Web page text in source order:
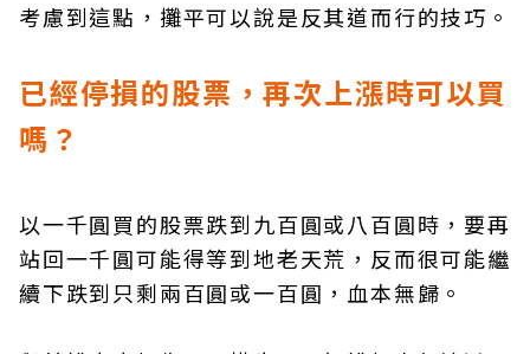
考慮到這點，攤平可以說是反其道而行的技巧。
已經停損的股票，再次上漲時可以買
嗎？
以一千圓買的股票跌到九百圓或八百圓時，要再
站回一千圓可能得等到地老天荒，反而很可能繼
續下跌到只剩兩百圓或一百圓，血本無歸。